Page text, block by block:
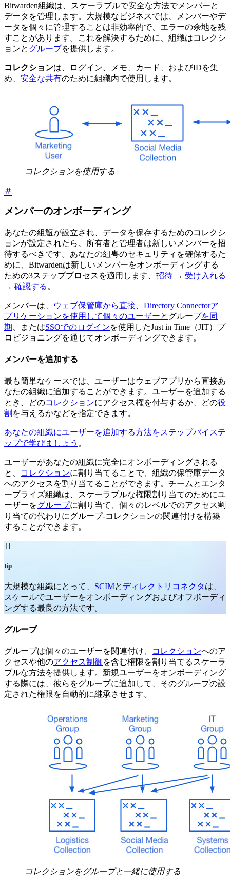
Bitwarden組織は、スケーラブルで安全な方法でメンバーと
データを管理します。大規模なビジネスでは、メンバーやデ
ータを個々に管理することは非効率的で、エラーの余地を残
すことがあります。これを解決するために、組織はコレクシ
ョンと グループを提供します。
コレクションは、ログイン、メモ、カード、およびIDを集
め、 安全な共有のために組織内で使用します。
コレクションを使用する
メンバーのオンボーディング
あなたの組甔が設立され、データを保存するためのコレクシ
ョンが設定されたら、所有者と管理者は新しいメンバーを招
待するべきです。あなたの組甹のセキュリティを確保するた
めに、Bitwardenは新しいメンバーをオンボーディングする
ための3ステッププロセスを適用します、 招待 → 受け入れる
→ 確認する 。
メンバーは、 ウェブ保管庫から直接
Directory Connectorア
プリケーションを使用して個々のユーザーと グループを同
期
、またはSSOでのログインを使用したJust in Time（JIT）プ
ロビジョニングを通じてオンボーディングできます。
メンバーを追加する
最も簡単なケースでは、ユーザーはウェブアプリから直接あ
なたの組織に追加することができます。ユーザーを追加する
とき、どのコレクションにアクセス権を付与するか、どの役
割 を与えるかなどを指定できます。
あなたの組織にユーザーを追加する方法をステップバイステ
ップで学びましょう 。
ユーザーがあなたの組織に完全にオンボーディングされる
と、
コレクションに割り当てることで、組織の保管庫データ
へのアクセスを割り当てることができます。チームとエンタ
ープライズ組織は、スケーラブルな権限割り当てのためにユ
ーザーをグループに割り当て、個々のレベルでのアクセス割
り当ての代わりにグループ-コレクションの関連付けを構築
することができます。

tip
大規模な組織にとって、 SCIMと ディレクトリコネクタは、
スケールでユーザーをオンボーディングおよびオフボーディ
ングする最良の方法です。
グループ
グループは個々のユーザーを関連付け、 コレクションへのア
クセスや他のアクセス制御を含む権限を割り当てるスケーラ
ブルな方法を提供します。新規ユーザーをオンボーディング
する際には、彼らをグループに追加して、そのグループの設
定された権限を自動的に継承させます。
コレクションをグループと一緒に使用する